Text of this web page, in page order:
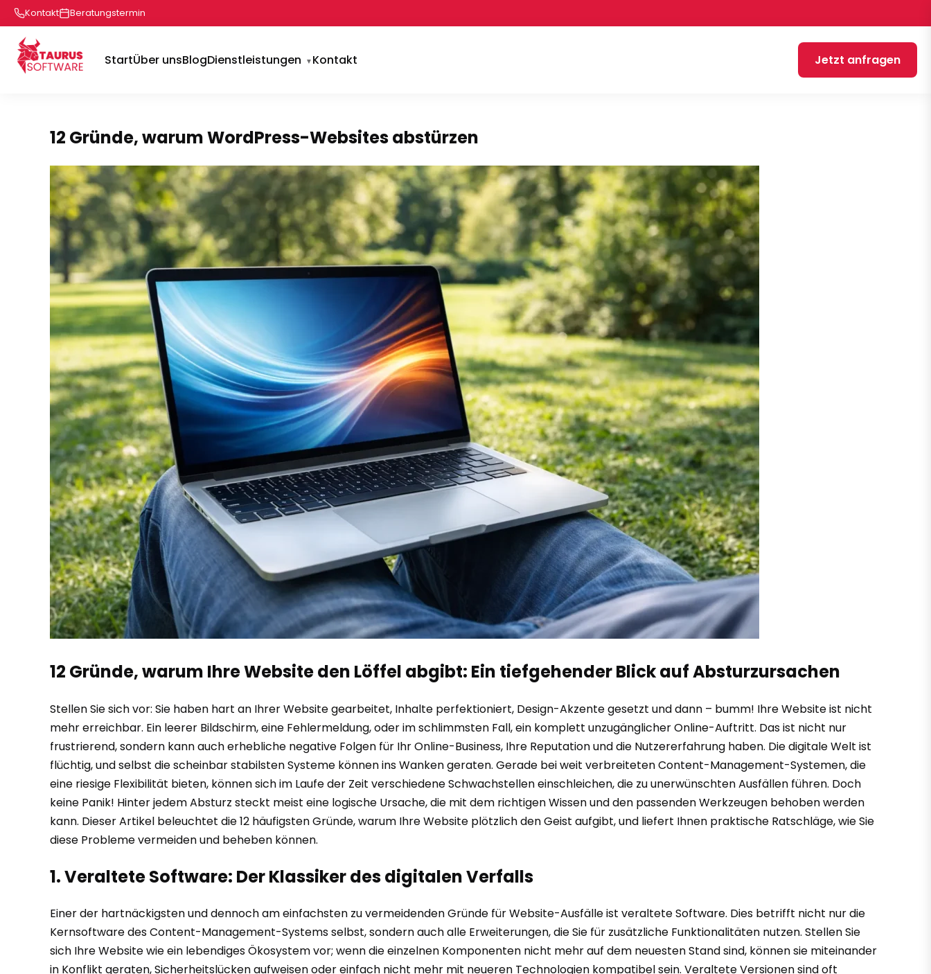
Kontakt Beratungstermin
StartÜber unsBlogDienstleistungen Kontakt Jetzt anfragen
12 Gründe, warum WordPress-Websites abstürzen
12 Gründe, warum Ihre Website den Löffel abgibt: Ein tiefgehender Blick auf Absturzursachen
Stellen Sie sich vor: Sie haben hart an Ihrer Website gearbeitet, Inhalte perfektioniert, Design-Akzente gesetzt und dann – bumm! Ihre Website ist nicht
mehr erreichbar. Ein leerer Bildschirm, eine Fehlermeldung, oder im schlimmsten Fall, ein komplett unzugänglicher Online-Auftritt. Das ist nicht nur
frustrierend, sondern kann auch erhebliche negative Folgen für Ihr Online-Business, Ihre Reputation und die Nutzererfahrung haben. Die digitale Welt ist
flüchtig, und selbst die scheinbar stabilsten Systeme können ins Wanken geraten. Gerade bei weit verbreiteten Content-Management-Systemen, die
eine riesige Flexibilität bieten, können sich im Laufe der Zeit verschiedene Schwachstellen einschleichen, die zu unerwünschten Ausfällen führen. Doch
keine Panik! Hinter jedem Absturz steckt meist eine logische Ursache, die mit dem richtigen Wissen und den passenden Werkzeugen behoben werden
kann. Dieser Artikel beleuchtet die 12 häufigsten Gründe, warum Ihre Website plötzlich den Geist aufgibt, und liefert Ihnen praktische Ratschläge, wie Sie
diese Probleme vermeiden und beheben können.
1. Veraltete Software: Der Klassiker des digitalen Verfalls
Einer der hartnäckigsten und dennoch am einfachsten zu vermeidenden Gründe für Website-Ausfälle ist veraltete Software. Dies betrifft nicht nur die
Kernsoftware des Content-Management-Systems selbst, sondern auch alle Erweiterungen, die Sie für zusätzliche Funktionalitäten nutzen. Stellen Sie
sich Ihre Website wie ein lebendiges Ökosystem vor; wenn die einzelnen Komponenten nicht mehr auf dem neuesten Stand sind, können sie miteinander
in Konflikt geraten, Sicherheitslücken aufweisen oder einfach nicht mehr mit neueren Technologien kompatibel sein. Veraltete Versionen sind oft